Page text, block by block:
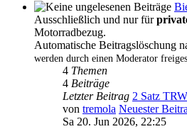
Ausschließlich und nur für
Motorradbezug.
Automatische Beitragslöschung
werden durch einen Moderator
4 Themen
4 Beiträge
Letzter Beitrag 2 Satz
von tremola Neuester
Sa 20. Jun 2026, 22:25